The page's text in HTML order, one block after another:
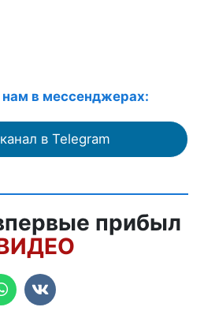
нам в мессенджерах:
в Telegram
прибыл